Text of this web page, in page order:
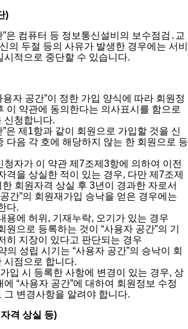
)
”은 컴퓨터 등 정보통신설비의 보수점검․교
의 두절 등의 사유가 발생한 경우에는 서비
시적으로 중단할 수 있습니다.
용자 공간”이 정한 가입 양식에 따라 회원정
이 약관에 동의한다는 의사표시를 함으로
신청합니다.
”은 제1항과 같이 회원으로 가입할 것을 신
다음 각 호에 해당하지 않는 한 회원으로 등
청자가 이 약관 제7조제3항에 의하여 이전
격을 상실한 적이 있는 경우, 다만 제7조제
회원자격 상실 후 3년이 경과한 자로서
간”의 회원재가입 승낙을 얻은 경우에는
다.
용에 허위, 기재누락, 오기가 있는 경우
원으로 등록하는 것이 “사용자 공간”의 기
히 지장이 있다고 판단되는 경우
의 성립 시기는 “사용자 공간”의 승낙이 회
시점으로 합니다.
입 시 등록한 사항에 변경이 있는 경우, 상
에 “사용자 공간”에 대하여 회원정보 수정
그 변경사항을 알려야 합니다.
격 상실 등)